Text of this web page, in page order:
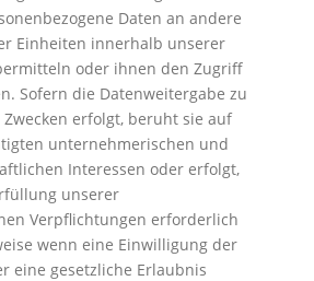
Daten an andere
Einheiten innerhalb unserer
oder ihnen den Zugriff
Sofern die Datenweitergabe zu
erfolgt, beruht sie auf
unternehmerischen und
Interessen oder erfolgt,
unserer
Verpflichtungen erforderlich
wenn eine Einwilligung der
eine gesetzliche Erlaubnis